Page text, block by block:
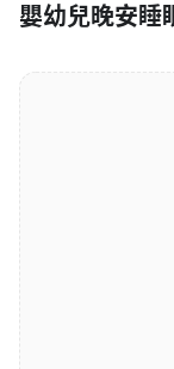
嬰幼兒晚安睡